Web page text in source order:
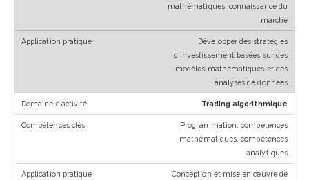
mathématiques, connaissance du
marché
Développer des stratégies
d’investissement basées sur des
modèles mathématiques et des
analyses de données
Trading algorithmique
Programmation, compétences
mathématiques, compétences
analytiques
Conception et mise en œuvre de